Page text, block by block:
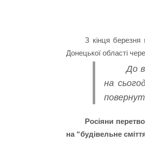
З кінця березня
Донецької області
До
на
Росіяни
на “будівельне